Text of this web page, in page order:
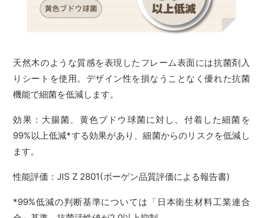
天然木のような質感を表現したフレーム表面には抗菌剤入
りシートを使用。デザイン性を損なうことなく優れた抗菌
機能で細菌を低減します。
効果：大腸菌、黄色ブドウ球菌に対し、付着した細菌を
99%以上低減*する効果があり、細菌からのリスクを低減し
ます。
性能評価：JIS Z 2801(ボーゲン品質評価による報告書)
*99%低減の判断基準については「日本衛生材料工業連合